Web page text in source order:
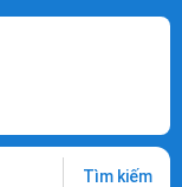
Tìm kiếm